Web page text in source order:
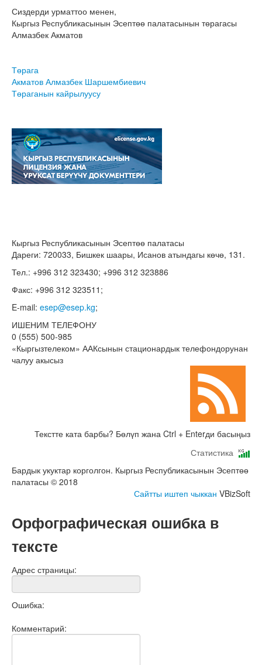
Сиздерди урматтоо менен,
Кыргыз Республикасынын Эсептөө палатасынын төрагасы
Алмазбек Акматов
Төрага
Акматов Алмазбек Шаршембиевич
Төраганын кайрылуусу
Кыргыз Республикасынын Эсептөө палатасы
Дареги: 720033, Бишкек шаары, Исанов атындагы көчө, 131.
Тел.: +996 312 323430; +996 312 323886
Факс: +996 312 323511;
E-mail: esep@esep.kg;
ИШЕНИМ ТЕЛЕФОНУ
0 (555) 500-985
«Кыргызтелеком» ААКсынын стационардык телефондорунан
чалуу акысыз
Текстте ката барбы? Бөлүп жана Ctrl + Enterди басыңыз
Статистика
Бардык укуктар корголгон. Кыргыз Республикасынын Эсептөө
палатасы © 2018
Сайтты иштеп чыккан VBizSoft
Орфографическая ошибка в
тексте
Адрес страницы:
Ошибка:
Комментарий: